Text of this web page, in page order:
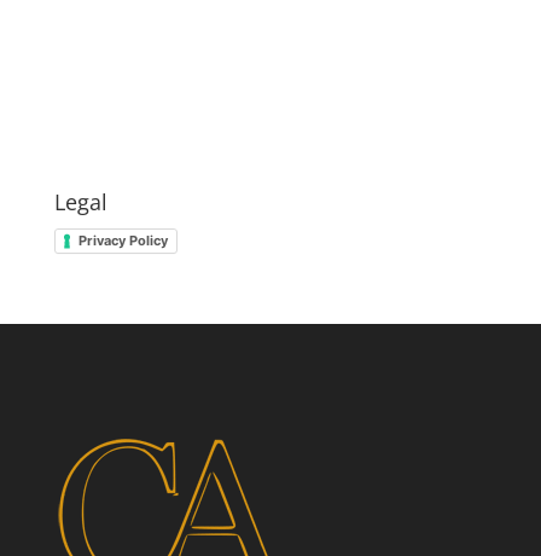
Legal
Privacy Policy